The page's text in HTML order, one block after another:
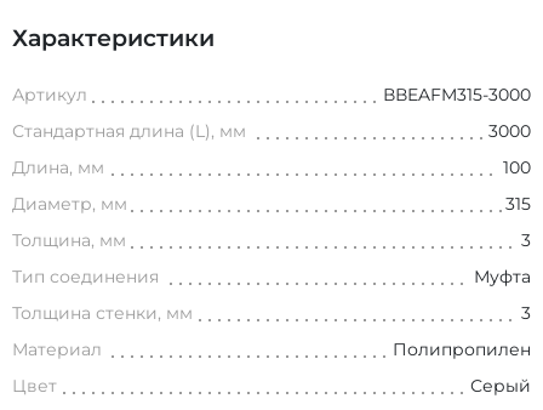
Характеристики
Артикул
ВВEAFM315-3000
Стандартная длина (L), мм
3000
Длина, мм
100
Диаметр, мм
315
Толщина, мм
3
Тип соединения
Муфта
Толщина стенки, мм
3
Материал
Полипропилен
Цвет
Серый